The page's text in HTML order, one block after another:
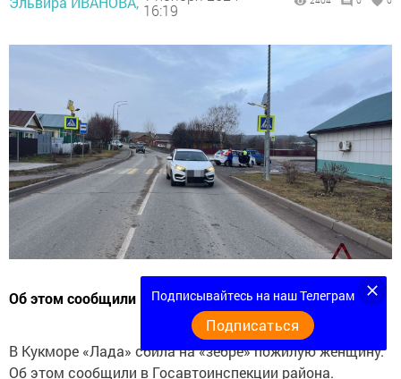
16:19
Об этом сообщили в Госавтоинспекции района.
В Кукморе «Лада» сбила на «зебре» пожилую женщину.
Об этом сообщили в Госавтоинспекции района.
Подписывайтесь на наш Телеграм
Подписаться